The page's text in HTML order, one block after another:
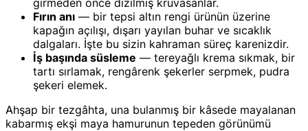
Fırın anı — bir tepsi altın rengi ürünün üzerine
kapağın açılışı, dışarı yayılan buhar ve sıcaklık
dalgaları. İşte bu sizin kahraman süreç karenizdir.
İş başında süsleme — tereyağlı krema sıkmak, bir
tartı sırlamak, rengârenk şekerler serpmek, pudra
şekeri elemek.
Ahşap bir tezgâhta, una bulanmış bir kâsede mayalanan
kabarmış ekşi maya hamurunun tepeden görünümü